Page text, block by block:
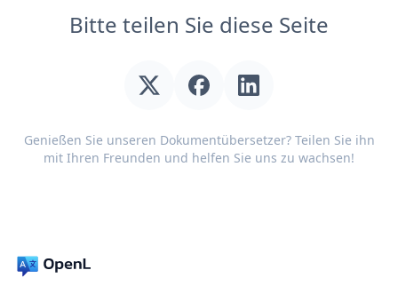
Bitte teilen Sie diese Seite
Genießen Sie unseren Dokumentübersetzer? Teilen Sie ihn
mit Ihren Freunden und helfen Sie uns zu wachsen!